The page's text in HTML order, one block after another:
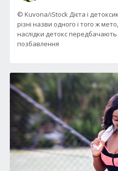
© Kuvona/iStock Дієта і
різні назви одного і того ж
наслідки детокс
позбавлення